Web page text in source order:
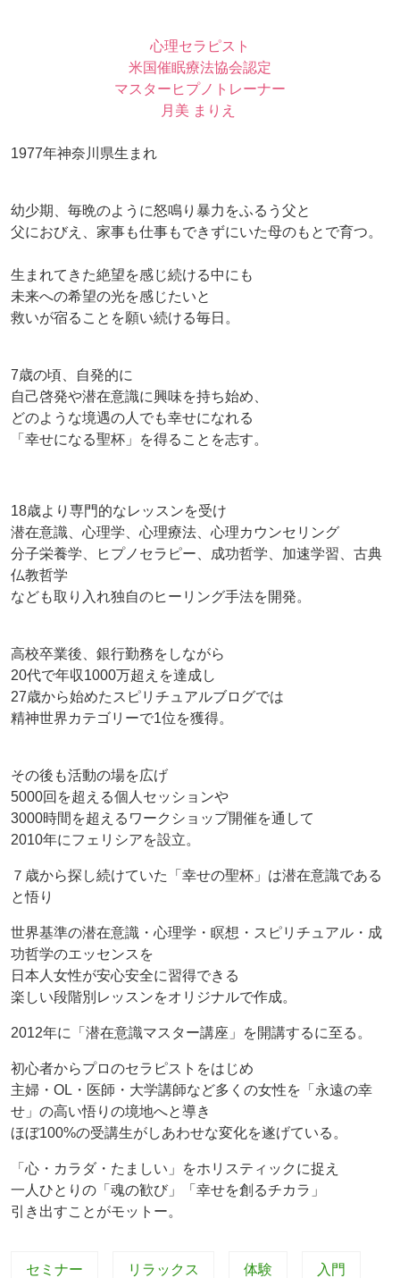
心理セラピスト
米国催眠療法協会認定
マスターヒプノトレーナー
月美 まりえ
1977年神奈川県生まれ
幼少期、毎晩のように怒鳴り暴力をふるう父と
父におびえ、家事も仕事もできずにいた母のもとで育つ。
生まれてきた絶望を感じ続ける中にも
未来への希望の光を感じたいと
救いが宿ることを願い続ける毎日。
7歳の頃、自発的に
自己啓発や潜在意識に興味を持ち始め、
どのような境遇の人でも幸せになれる
「幸せになる聖杯」を得ることを志す。
18歳より専門的なレッスンを受け
潜在意識、心理学、心理療法、心理カウンセリング
分子栄養学、ヒプノセラピー、成功哲学、加速学習、古典
仏教哲学
なども取り入れ独自のヒーリング手法を開発。
高校卒業後、銀行勤務をしながら
20代で年収1000万超えを達成し
27歳から始めたスピリチュアルブログでは
精神世界カテゴリーで1位を獲得。
その後も活動の場を広げ
5000回を超える個人セッションや
3000時間を超えるワークショップ開催を通して
2010年にフェリシアを設立。
７歳から探し続けていた「幸せの聖杯」は潜在意識である
と悟り
世界基準の潜在意識・心理学・瞑想・スピリチュアル・成
功哲学のエッセンスを
日本人女性が安心安全に習得できる
楽しい段階別レッスンをオリジナルで作成。
2012年に「潜在意識マスター講座」を開講するに至る。
初心者からプロのセラピストをはじめ
主婦・OL・医師・大学講師など多くの女性を「永遠の幸
せ」の高い悟りの境地へと導き
ほぼ100%の受講生がしあわせな変化を遂げている。
「心・カラダ・たましい」をホリスティックに捉え
一人ひとりの「魂の歓び」「幸せを創るチカラ」
引き出すことがモットー。
セミナー リラックス 体験 入門